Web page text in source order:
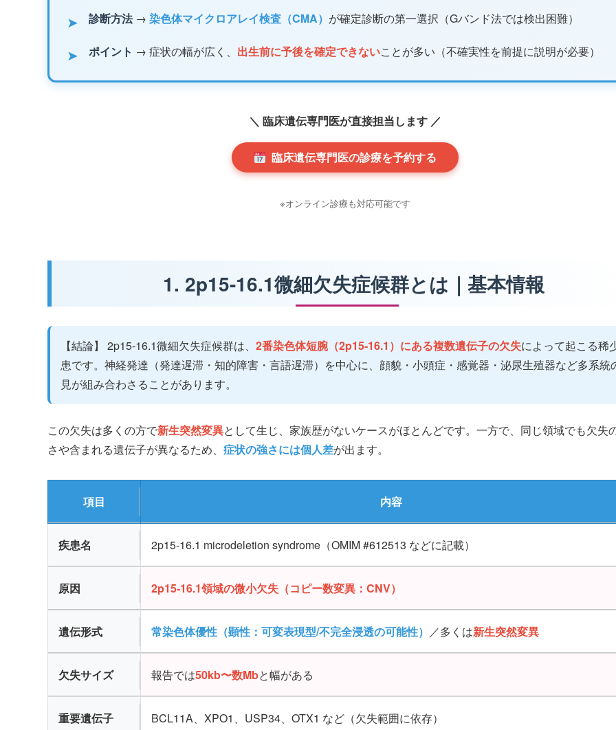
➤ 診断方法→ 染色体マイクロアレイ検査（CMA） が確定診断の第一選択（Gバンド法では検出困難）
➤ ポイント → 症状の幅が広く、 出生前に予後を確定できないことが多い（不確実性を前提に説明が必要）
＼ 臨床遺伝専門医が直接担当します ／
臨床遺伝専門医の診療を予約する
※オンライン診療も対応可能です
1. 2p15-16.1微細欠失症候群とは｜基本情報
【結論】 2p15-16.1微細欠失症候群は、 2番染色体短腕（2p15-16.1）にある複数遺伝子の欠失によって起こる稀
患です。神経発達（発達遅滞・知的障害・言語遅滞）を中心に、顔貌・小頭症・感覚器・泌尿生殖器など多系統
見が組み合わさることがあります。
この欠失は多くの方で新生突然変異として生じ、家族歴がないケースがほとんどです。一方で、同じ領域でも欠失
さや含まれる遺伝子が異なるため、 症状の強さには個人差が出ます。
項目 内容
疾患名 2p15-16.1 microdeletion syndrome（OMIM #612513 などに記載）
原因 2p15-16.1領域の微小欠失（コピー数変異：CNV）
遺伝形式 常染色体優性（顕性：可変表現型/不完全浸透の可能性） ／多くは新生突然変異
欠失サイズ 報告では50kb〜数Mbと幅がある
重要遺伝子 BCL11A、XPO1、USP34、OTX1 など（欠失範囲に依存）